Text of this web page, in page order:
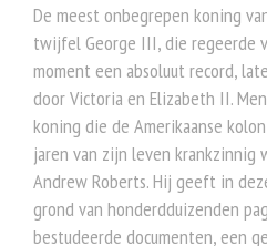
De meest onbegrepen koning
twijfel George III, die regeerde
moment een absoluut record,
door Victoria en Elizabeth II.
koning die de Amerikaanse
jaren van zijn leven krankzinnig
Andrew Roberts. Hij geeft in
grond van honderdduizenden
bestudeerde documenten, een